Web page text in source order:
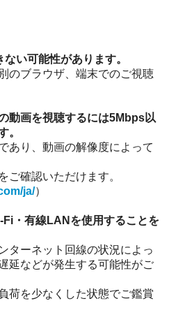
ない可能性があります。
のブラウザ、端末でのご視聴
動画を視聴するには5Mbps以
。
あり、動画の解像度によって
ご確認いただけます。
ja/）
Fi・有線LAN を使用することを
ターネット回線の状況によっ
延などが発生する可能性がご
荷を少なくした状態でご鑑賞